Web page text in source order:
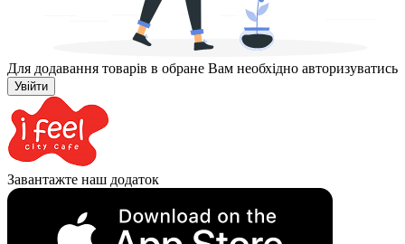
Для додавання товарів в обране Вам необхідно авторизуватись
Увійти
Завантажте наш додаток